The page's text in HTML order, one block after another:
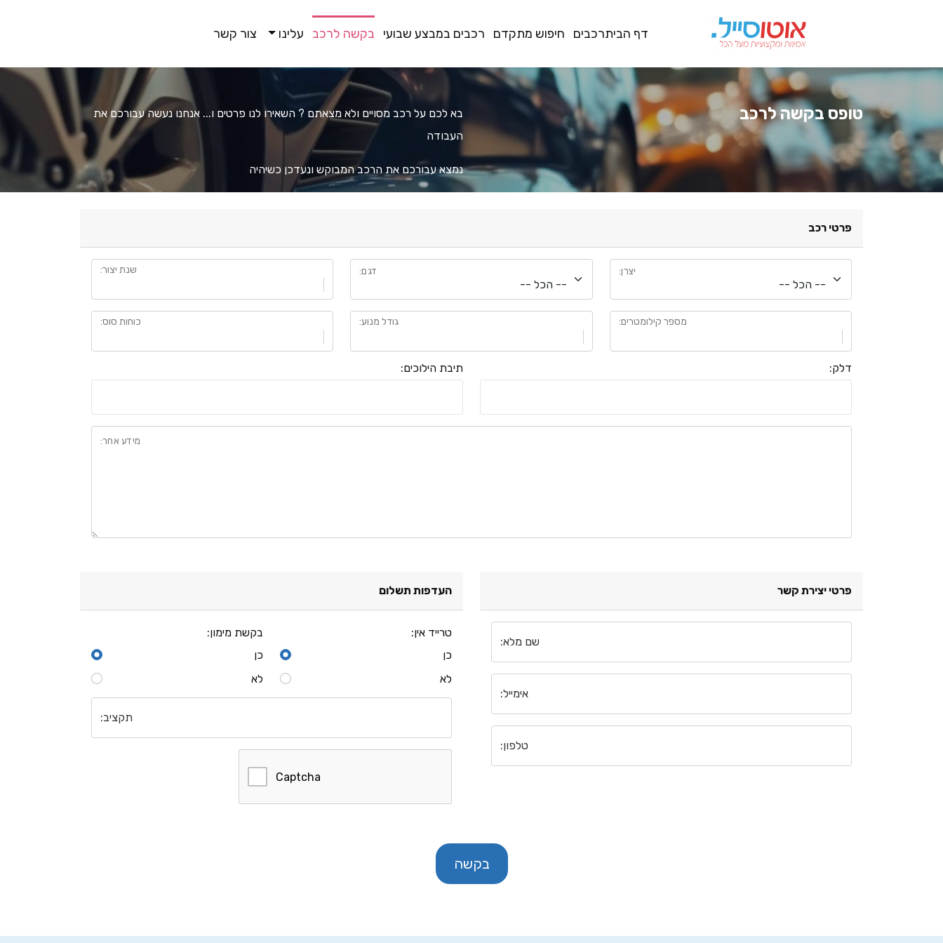
דף הביתרכבים חיפוש מתקדם רכבים במבצע שבועי בקשה לרכב עלינו צור קשר
טופס בקשה לרכב
בא לכם על רכב מסויים ולא מצאתם ? השאירו לנו פרטים ו... אנחנו נעשה עבורכם את
העבודה
נמצא עבורכם את הרכב המבוקש ונעדכן כשיהיה
פרטי רכב
יצרן: דגם: שנת יצור:
מספר קילומטרים: גודל מנוע: כוחות סוס:
דלק: תיבת הילוכים:
מידע אחר:
פרטי יצירת קשר
שם מלא:
אימייל:
טלפון:
העדפות תשלום
טרייד אין:
כן
לא
בקשת מימון:
כן
לא
תקציב:
בקשה